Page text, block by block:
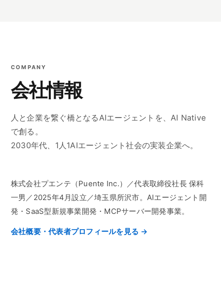
COMPANY
会社情報
人と企業を繋ぐ橋となるAIエージェントを、AI Native
で創る。
2030年代、1人1AIエージェント社会の実装企業へ。
株式会社プエンテ（Puente Inc.）／代表取締役社長 保科
一男／2025年4月設立／埼玉県所沢市。AIエージェント開
発・SaaS型新規事業開発・MCPサーバー開発事業。
会社概要・代表者プロフィールを見る →